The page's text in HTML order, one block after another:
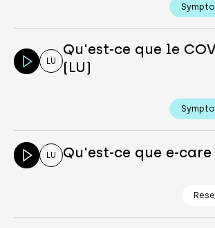
LU
Qu'est-ce que le
(LU)
LU Qu'est-ce que e-care